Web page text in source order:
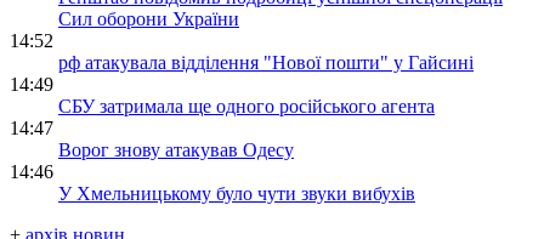
Сил оборони України
14:52
рф атакувала відділення "Нової пошти" у Гайсині
14:49
СБУ затримала ще одного російського агента
14:47
Ворог знову атакував Одесу
14:46
У Хмельницькому було чути звуки вибухів